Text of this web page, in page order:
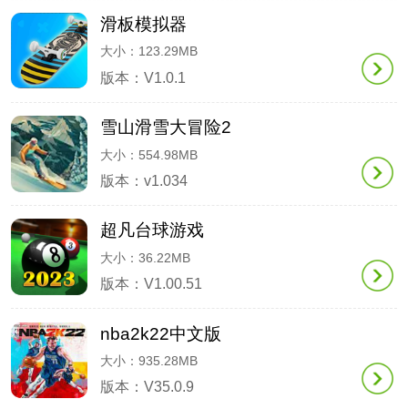
滑板模拟器
大小：123.29MB
版本：V1.0.1
雪山滑雪大冒险2
大小：554.98MB
版本：v1.034
超凡台球游戏
大小：36.22MB
版本：V1.00.51
nba2k22中文版
大小：935.28MB
版本：V35.0.9